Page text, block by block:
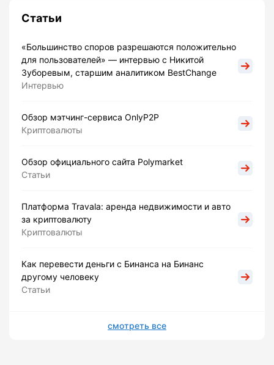
Статьи
«Большинство споров разрешаются положительно
для пользователей» — интервью с Никитой
Зуборевым, старшим аналитиком BestChange
Интервью
Обзор мэтчинг-сервиса OnlyP2P
Криптовалюты
Обзор официального сайта Polymarket
Статьи
Платформа Travala: аренда недвижимости и авто
за криптовалюту
Криптовалюты
Как перевести деньги с Бинанса на Бинанс
другому человеку
Статьи
смотреть все